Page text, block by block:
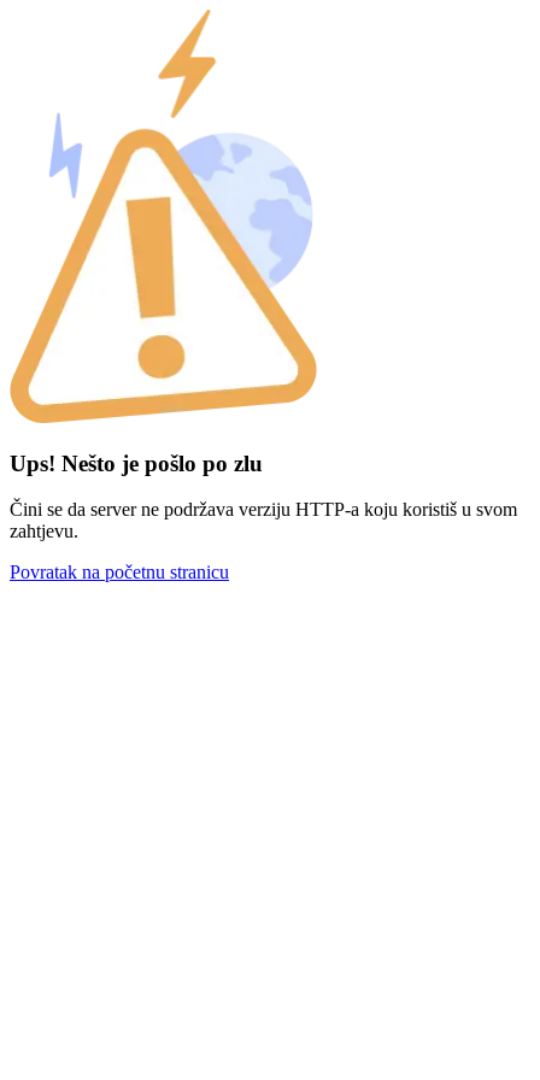
Ups! Nešto je pošlo po zlu
Čini se da server ne podržava verziju HTTP-a koju koristiš u svom
zahtjevu.
Povratak na početnu stranicu